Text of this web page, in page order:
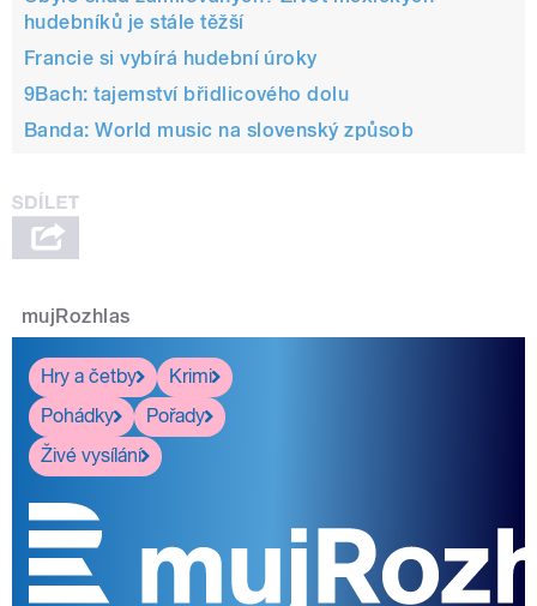
hudebníků je stále těžší
Francie si vybírá hudební úroky
9Bach: tajemství břidlicového dolu
Banda: World music na slovenský způsob
mujRozhlas
Hry a četby
Krimi
Pohádky
Pořady
Živé vysílání